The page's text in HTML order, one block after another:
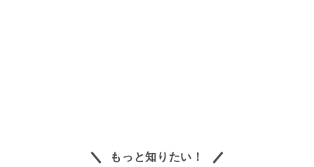
もっと知りたい！